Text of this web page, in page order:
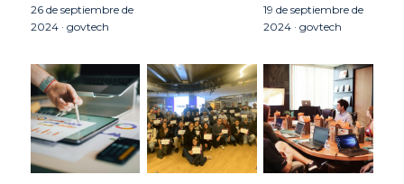
26 de septiembre de
2024 · govtech
19 de septiembre de
2024 ·govtech